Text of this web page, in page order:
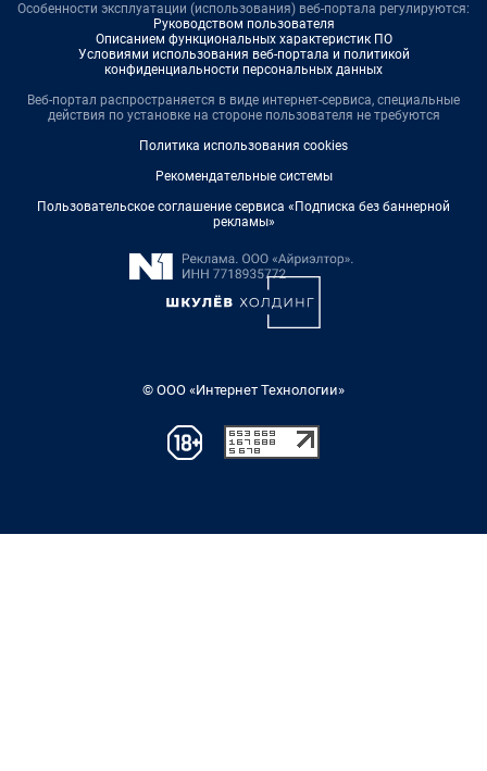
Особенности эксплуатации (использования) веб-портала регулируются:
Руководством пользователя
Описанием функциональных характеристик ПО
Условиями использования веб-портала и политикой
конфиденциальности персональных данных
Веб-портал распространяется в виде интернет-сервиса, специальные
действия по установке на стороне пользователя не требуются
Политика использования cookies
Рекомендательные системы
Пользовательское соглашение сервиса «Подписка без баннерной
рекламы»
© ООО «Интернет Технологии»